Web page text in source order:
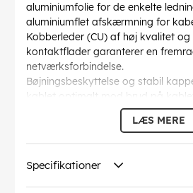
aluminiumfolie for de enkelte
aluminiumflet afskærmning for
Kobberleder (CU) af høj kvalitet
kontaktflader garanterer en
netværksforbindelse.
Bøjningsbeskyttelse og stabil
kablet optimalt mod brud på
CAT-6-netværkskabel er egnet til
(PoE, PoE+) og 10 Gigabit Ethernet
TX, 1000BASE-T, 10/100/1000/
Bøjningsradius >
: 60 mm
Specifikation: CAT 6
LÆS MERE
Specifikationer